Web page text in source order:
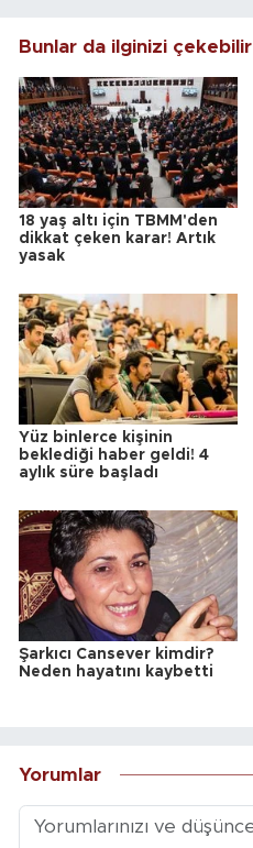
Bunlar da ilginizi çekebilir
18 yaş altı için TBMM'den
dikkat çeken karar! Artık
yasak
Yüz binlerce kişinin
beklediği haber geldi! 4
aylık süre başladı
Şarkıcı Cansever kimdir?
Neden hayatını kaybetti
Yorumlar